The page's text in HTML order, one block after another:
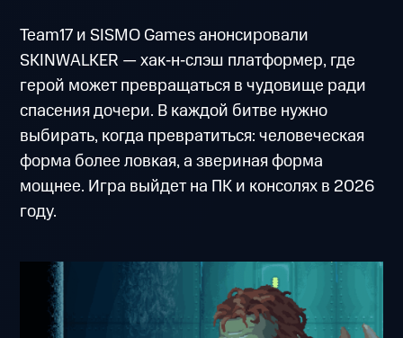
Team17 и SISMO Games анонсировали
SKINWALKER — хак‑н‑слэш платформер, где
герой может превращаться в чудовище ради
спасения дочери. В каждой битве нужно
выбирать, когда превратиться: человеческая
форма более ловкая, а звериная форма
мощнее. Игра выйдет на ПК и консолях в 2026
году.